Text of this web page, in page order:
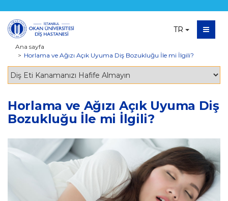
TR
Ana sayfa
Horlama ve Ağızı Açık Uyuma Diş Bozukluğu İle mi İlgili?
Horlama ve Ağızı Açık Uyuma Diş
Bozukluğu İle mi İlgili?